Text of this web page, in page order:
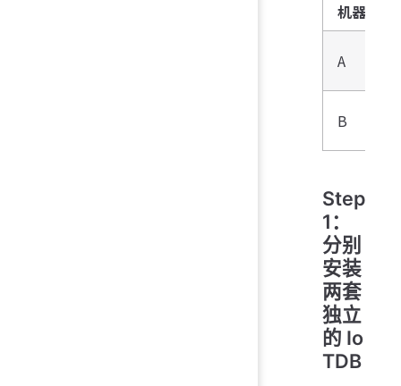
机器
A
B
Step
1：
分别
安装
两套
独立
的 Io
TDB